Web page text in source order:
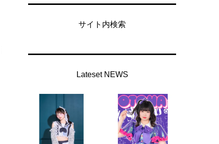
サイト内検索
Lateset NEWS